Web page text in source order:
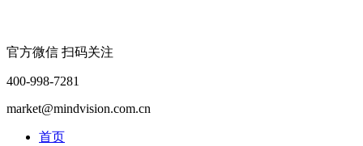
官方微信 扫码关注
400-998-7281
market@mindvision.com.cn
首页